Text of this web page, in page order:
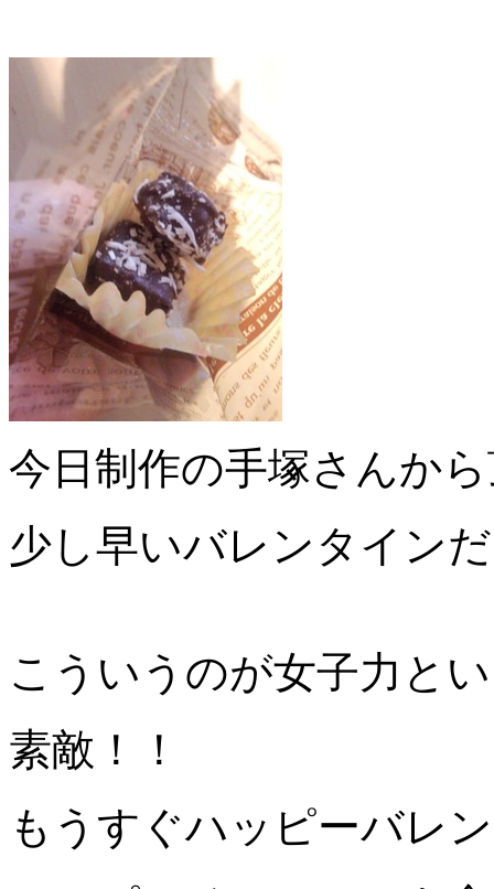
今日制作の手塚さんか
少し早いバレンタイン
こういうのが女子力と
素敵！！
もうすぐハッピーバレ